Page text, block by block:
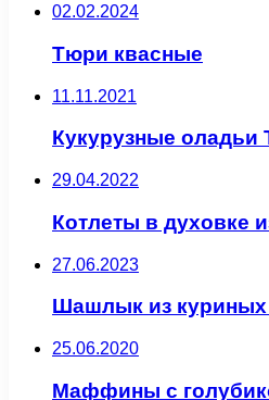
02.02.2024
Тюри квасные
11.11.2021
Кукурузные оладьи
29.04.2022
Котлеты в духовке
27.06.2023
Шашлык из куриных
25.06.2020
Маффины с